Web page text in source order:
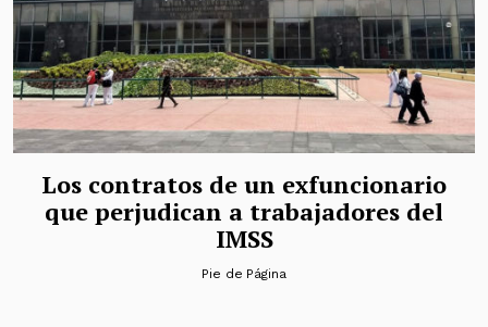
Los contratos de un exfuncionario
que perjudican a trabajadores del
IMSS
Pie de Página